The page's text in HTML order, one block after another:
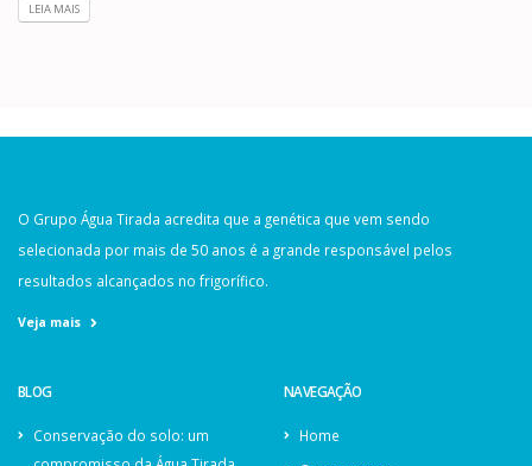
LEIA MAIS
O Grupo Água Tirada acredita que a genética que vem sendo
selecionada por mais de 50 anos é a grande responsável pelos
resultados alcançados no frigorífico.
Veja mais
BLOG
Conservação do solo: um
NAVEGAÇÃO
Home